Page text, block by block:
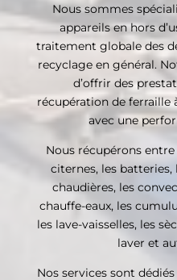
Nous sommes
appareils en hors
traitement globale des
recyclage en général.
d’offrir des
récupération de ferraille
avec une
Nous récupérons
citernes, les batteries,
chaudières, les
chauffe-eaux, les
les lave-vaisselles, les
laver et
Nos services sont